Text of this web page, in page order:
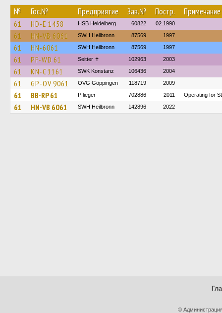
№ Гос.№ Предприятие Зав.№ Постр. Примечание
61 HD-E 1458 HSB Heidelberg 60822 02.1990
61 HN-VB 6061 SWH Heilbronn 87569 1997
61 HN-6061 SWH Heilbronn 87569 1997
61 PF-WD 61 Seitter ✝ 102963 2003
61 KN-C 1161 SWK Konstanz 106436 2004
61 GP-OV 9061 OVG Göppingen 118719 2009
61 BB-RP 61 Pflieger 702886 2011 Operating for
61 HN-VB 6061 SWH Heilbronn 142896 2022
©